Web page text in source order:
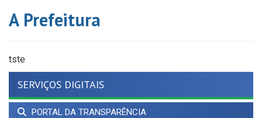
A Prefeitura
tste
SERVIÇOS DIGITAIS
PORTAL DA TRANSPARÊNCIA